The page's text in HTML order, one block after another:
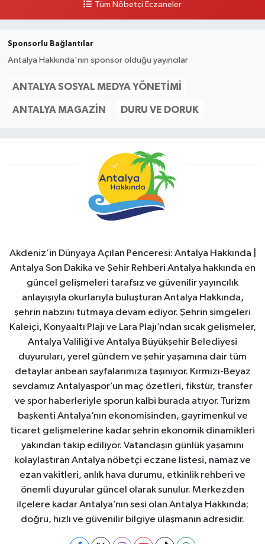
Tüm Nöbetçi Eczaneler
Sponsorlu Bağlantılar
Antalya Hakkında'nın sponsor olduğu yayıncılar
ANTALYA SOSYAL MEDYA YÖNETIMI
ANTALYA MAGAZIN DURU VE DORUK
Akdeniz’in Dünyaya Açılan Penceresi: Antalya Hakkında |
Antalya Son Dakika ve Şehir Rehberi Antalya hakkında en
güncel gelişmeleri tarafsız ve güvenilir yayıncılık
anlayışıyla okurlarıyla buluşturan Antalya Hakkında,
şehrin nabzını tutmaya devam ediyor. Şehrin simgeleri
Kaleiçi, Konyaaltı Plajı ve Lara Plajı’ndan sıcak gelişmeler,
Antalya Valiliği ve Antalya Büyükşehir Belediyesi
duyuruları, yerel gündem ve şehir yaşamına dair tüm
detaylar anbean sayfalarımıza taşınıyor. Kırmızı-Beyaz
sevdamız Antalyaspor’un maç özetleri, fikstür, transfer
ve spor haberleriyle sporun kalbi burada atıyor. Turizm
başkenti Antalya’nın ekonomisinden, gayrimenkul ve
ticaret gelişmelerine kadar şehrin ekonomik dinamikleri
yakından takip ediliyor. Vatandaşın günlük yaşamını
kolaylaştıran Antalya nöbetçi eczane listesi, namaz ve
ezan vakitleri, anlık hava durumu, etkinlik rehberi ve
önemli duyurular güncel olarak sunulur. Merkezden
ilçelere kadar Antalya’nın sesi olan Antalya Hakkında;
doğru, hızlı ve güvenilir bilgiye ulaşmanın adresidir.